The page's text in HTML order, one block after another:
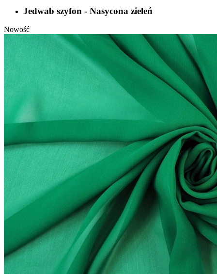
Jedwab szyfon - Nasycona zieleń
Nowość